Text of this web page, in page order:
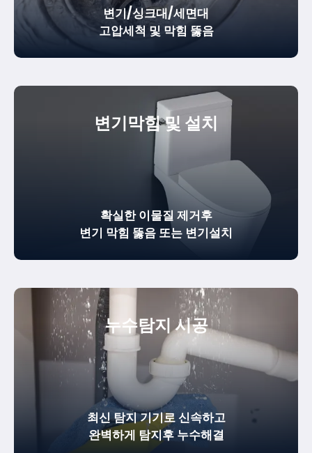
변기/싱크대/세면대
고압세척 및 막힘 뚫음
변기막힘 및 설치
확실한이물질 제거후
변기 막힘 뚫음 또는 변기설치
누수탐지 시공
최신 탐지 기기로 신속하고
완벽하게 탐지후 누수해결